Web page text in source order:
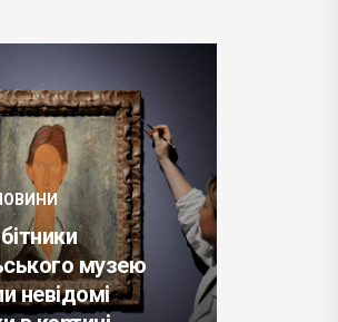
БІЗНЕС НОВИНИ
NASA планує